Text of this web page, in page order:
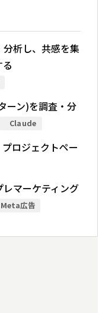
析し、共感を集
ーン)を調査・分
Claude
ロジェクトペー
マーケティング
Meta広告